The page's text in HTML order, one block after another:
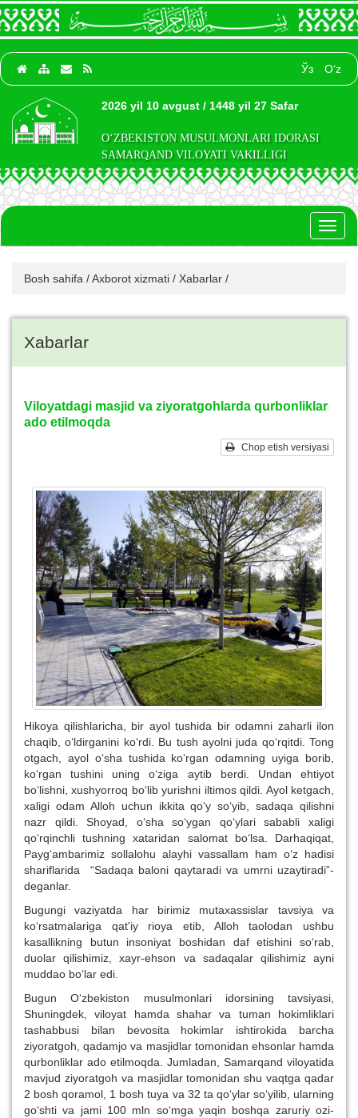
Ўз O‘z
2026 yil 10 avgust / 1448 yil 27 Safar
O‘ZBEKISTON MUSULMONLARI IDORASI
SAMARQAND VILOYATI VAKILLIGI
Bosh sahifa /Axborot xizmati / Xabarlar /
Xabarlar
Viloyatdagi masjid va ziyoratgohlarda qurbonliklar
ado etilmoqda
Chop etish versiyasi
Hikoya qilishlaricha, bir ayol tushida bir odamni zaharli ilon
chaqib, o‘ldirganini ko‘rdi. Bu tush ayolni juda qo‘rqitdi. Tong
otgach, ayol o‘sha tushida ko‘rgan odamning uyiga borib,
ko‘rgan tushini uning o‘ziga aytib berdi. Undan ehtiyot
bo‘lishni, xushyorroq bo‘lib yurishni iltimos qildi. Ayol ketgach,
xaligi odam Alloh uchun ikkita qo‘y so‘yib, sadaqa qilishni
nazr qildi. Shoyad, o‘sha so‘ygan qo‘ylari sababli xaligi
qo‘rqinchli tushning xataridan salomat bo‘lsa. Darhaqiqat,
Payg‘ambarimiz sollalohu alayhi vassallam ham o‘z hadisi
shariflarida “Sadaqa baloni qaytaradi va umrni uzaytiradi”-
deganlar.
Bugungi vaziyatda har birimiz mutaxassislar tavsiya va
ko‘rsatmalariga qat'iy rioya etib, Alloh taolodan ushbu
kasallikning butun insoniyat boshidan daf etishini so‘rab,
duolar qilishimiz, xayr-ehson va sadaqalar qilishimiz ayni
muddao bo‘lar edi.
Bugun O‘zbekiston musulmonlari idorsining tavsiyasi,
Shuningdek, viloyat hamda shahar va tuman hokimliklari
tashabbusi bilan bevosita hokimlar ishtirokida barcha
ziyoratgoh, qadamjo va masjidlar tomonidan ehsonlar hamda
qurbonliklar ado etilmoqda. Jumladan, Samarqand viloyatida
mavjud ziyoratgoh va masjidlar tomonidan shu vaqtga qadar
2 bosh qoramol, 1 bosh tuya va 32 ta qo‘ylar so‘yilib, ularning
go‘shti va jami 100 mln so‘mga yaqin boshqa zaruriy ozi-